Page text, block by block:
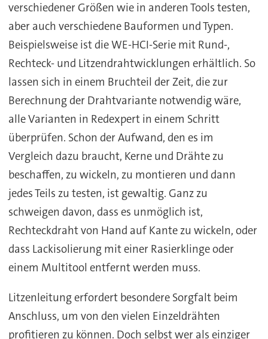
verschiedener Größen wie in anderen Tools testen,
aber auch verschiedene Bauformen und Typen.
Beispielsweise ist die WE-HCI-Serie mit Rund-,
Rechteck- und Litzendrahtwicklungen erhältlich. So
lassen sich in einem Bruchteil der Zeit, die zur
Berechnung der Drahtvariante notwendig wäre,
alle Varianten in Redexpert in einem Schritt
überprüfen. Schon der Aufwand, den es im
Vergleich dazu braucht, Kerne und Drähte zu
beschaffen, zu wickeln, zu montieren und dann
jedes Teils zu testen, ist gewaltig. Ganz zu
schweigen davon, dass es unmöglich ist,
Rechteckdraht von Hand auf Kante zu wickeln, oder
dass Lackisolierung mit einer Rasierklinge oder
einem Multitool entfernt werden muss.
Litzenleitung erfordert besondere Sorgfalt beim
Anschluss, um von den vielen Einzeldrähten
profitieren zu können. Doch selbst wer als einziger